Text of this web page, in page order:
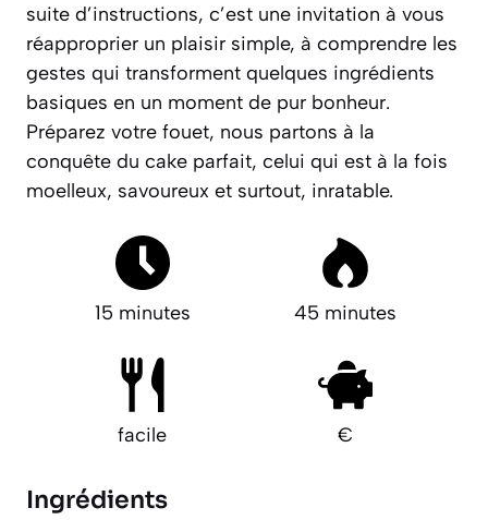
suite d’instructions, c’est une invitation à vous
réapproprier un plaisir simple, à comprendre les
gestes qui transforment quelques ingrédients
basiques en un moment de pur bonheur.
Préparez votre fouet, nous partons à la
conquête du cake parfait, celui qui est à la fois
moelleux, savoureux et surtout, inratable.
15 minutes 45 minutes
facile €
Ingrédients